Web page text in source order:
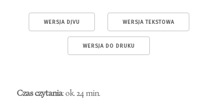
WERSJA DJVU WERSJA TEKSTOWA
WERSJA DO DRUKU
Czas czytania: ok. 24 min.